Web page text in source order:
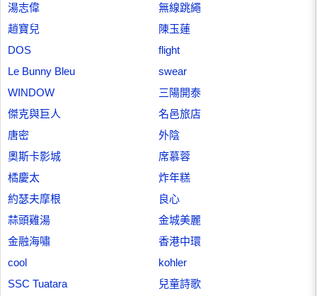
湯志偉
無線跳繩
趙寶兒
陳玉蓮
DOS
flight
Le Bunny Bleu
swear
WINDOW
三陽開泰
傑克與巨人
名邑旅店
唐密
外陰
奧斯卡影城
席慕蓉
橘慶太
炸年糕
約瑟夫摩根
良心
蒜頭雞湯
金城美麗
金融海嘯
香港中環
cool
kohler
SSC Tuatara
兒童詩歌